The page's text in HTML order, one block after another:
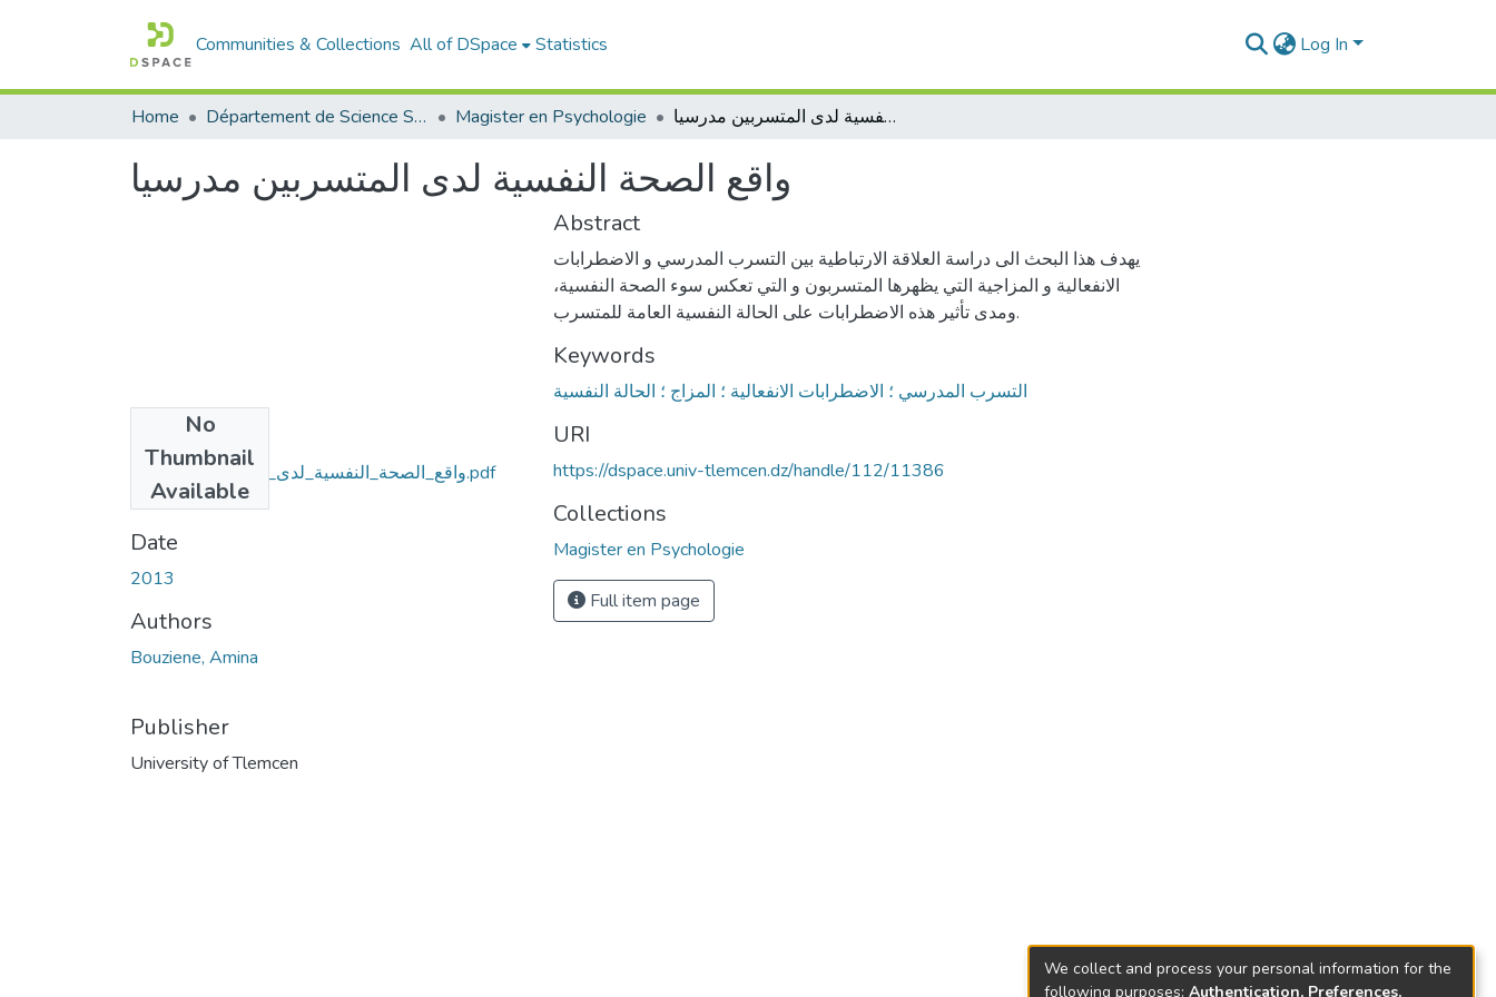
Communities & Collections All of DSpace Statistics Log In
Home Département de Science Sociale Magister en Psychologie واقع الصحة النفسية لدى المتسربين مدرسيا
واقع الصحة النفسية لدى المتسربين مدرسيا
No
Thumbnail
Available
واقع_الصحة_النفسية_لدى_المتسربين_مدرسيا.pdf
(1.62 MB)
Date
2013
Authors
Bouziene, Amina
Publisher
University of Tlemcen
Abstract
يهدف هذا البحث الى دراسة العلاقة الارتباطية بين التسرب المدرسي و الاضطرابات
الانفعالية و المزاجية التي يظهرها المتسربون و التي تعكس سوء الصحة النفسية،
ومدى تأثير هذه الاضطرابات على الحالة النفسية العامة للمتسرب.
Keywords
التسرب المدرسي ؛ الاضطرابات الانفعالية ؛ المزاج ؛ الحالة النفسية
URI
https://dspace.univ-tlemcen.dz/handle/112/11386
Collections
Magister en Psychologie
Full item page
We collect and process your personal information for the
following purposes: Authentication, Preferences,